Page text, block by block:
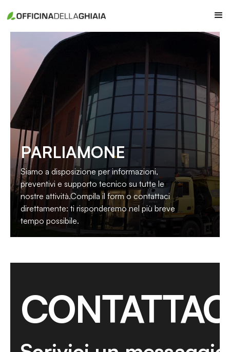
PARLIAMONE
Siamo a disposizione per informazioni,
preventivi e supporto tecnico su tutte le
nostre attività.Compila il form o contattaci
direttamente: ti risponderemo nel più breve
tempo possibile.